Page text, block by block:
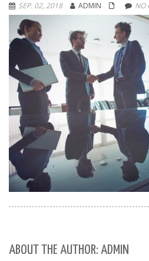
SEP. 02, 2018 ADMIN NO
ABOUT THE AUTHOR: ADMIN